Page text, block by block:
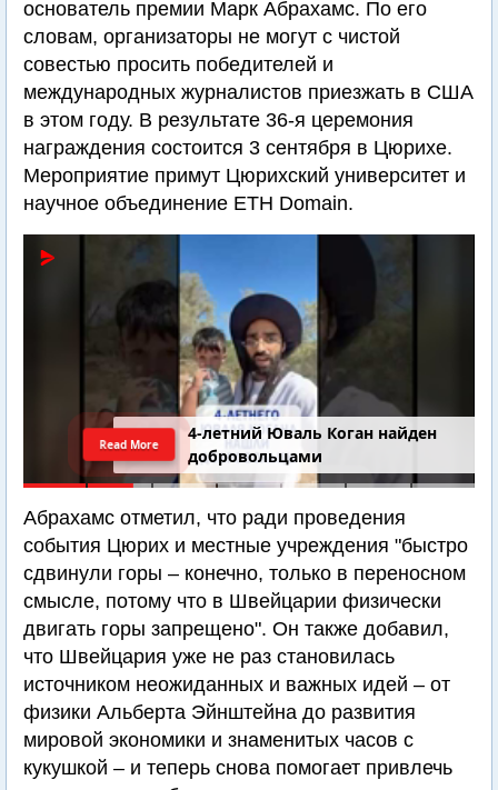
основатель премии Марк Абрахамс. По его
словам, организаторы не могут с чистой
совестью просить победителей и
международных журналистов приезжать в США
в этом году. В результате 36-я церемония
награждения состоится 3 сентября в Цюрихе.
Мероприятие примут Цюрихский университет и
научное объединение ETH Domain.
4-летний Юваль Коган найден
добровольцами
Read More
Абрахамс отметил, что ради проведения
события Цюрих и местные учреждения "быстро
сдвинули горы – конечно, только в переносном
смысле, потому что в Швейцарии физически
двигать горы запрещено". Он также добавил,
что Швейцария уже не раз становилась
источником неожиданных и важных идей – от
физики Альберта Эйнштейна до развития
мировой экономики и знаменитых часов с
кукушкой – и теперь снова помогает привлечь